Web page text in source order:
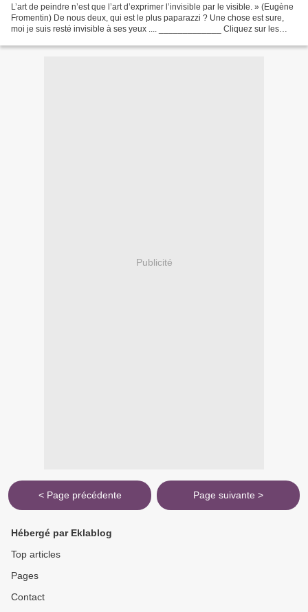
L’art de peindre n’est que l’art d’exprimer l’invisible par le visible. » (Eugène
Fromentin) De nous deux, qui est le plus paparazzi ? Une chose est sure,
moi je suis resté invisible à ses yeux .... _____________ Cliquez sur les
Publicité
< Page précédente Page suivante >
Hébergé par Eklablog
Top articles
Pages
Contact